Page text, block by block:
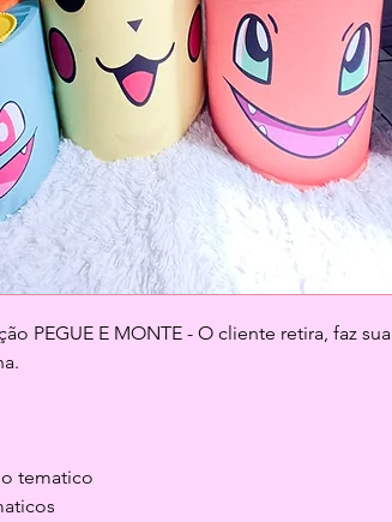
PEGUE E MONTE - O cliente retira, faz sua
tematico